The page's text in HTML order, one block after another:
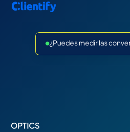
¿Puedes medir las
OPTICS